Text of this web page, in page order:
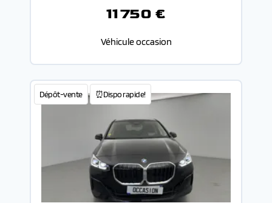
11 750 €
Véhicule occasion
Dépôt-vente ⏰Dispo rapide!